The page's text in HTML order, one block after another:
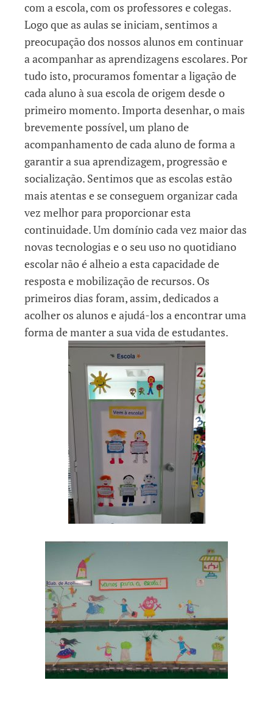
com a escola, com os professores e colegas.
Logo que as aulas se iniciam, sentimos a
preocupação dos nossos alunos em continuar
a acompanhar as aprendizagens escolares. Por
tudo isto, procuramos fomentar a ligação de
cada aluno à sua escola de origem desde o
primeiro momento. Importa desenhar, o mais
brevemente possível, um plano de
acompanhamento de cada aluno de forma a
garantir a sua aprendizagem, progressão e
socialização. Sentimos que as escolas estão
mais atentas e se conseguem organizar cada
vez melhor para proporcionar esta
continuidade. Um domínio cada vez maior das
novas tecnologias e o seu uso no quotidiano
escolar não é alheio a esta capacidade de
resposta e mobilização de recursos. Os
primeiros dias foram, assim, dedicados a
acolher os alunos e ajudá-los a encontrar uma
forma de manter a sua vida de estudantes.